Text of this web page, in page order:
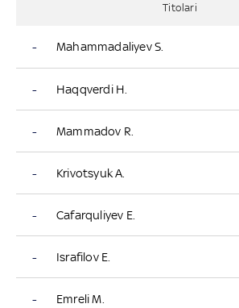
Titolari
- Mahammadaliyev S.
- Haqqverdi H.
- Mammadov R.
- Krivotsyuk A.
- Cafarquliyev E.
- Israfilov E.
- Emreli M.